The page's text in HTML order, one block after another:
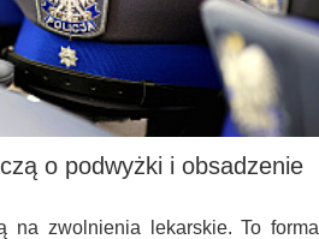
o podwyżki i obsadzenie
na zwolnienia lekarskie. To forma